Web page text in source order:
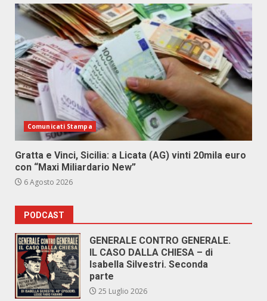
Comunicati Stampa
Gratta e Vinci, Sicilia: a Licata (AG) vinti 20mila euro
con “Maxi Miliardario New”
6 Agosto 2026
PODCAST
GENERALE CONTRO GENERALE.
IL CASO DALLA CHIESA – di
Isabella Silvestri. Seconda
parte
25 Luglio 2026